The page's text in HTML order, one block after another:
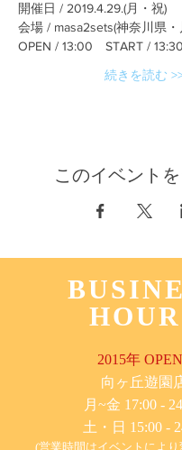
開催日 / 2019.4.29.(月・祝)
会場 / masa2sets(神奈川県・
OPEN / 13:00　START /
続きを読む
このイベント
2015年
向ヶ丘遊園
月~金 17:00 -
土・日 15:00 -
(営業時間はイベントによ